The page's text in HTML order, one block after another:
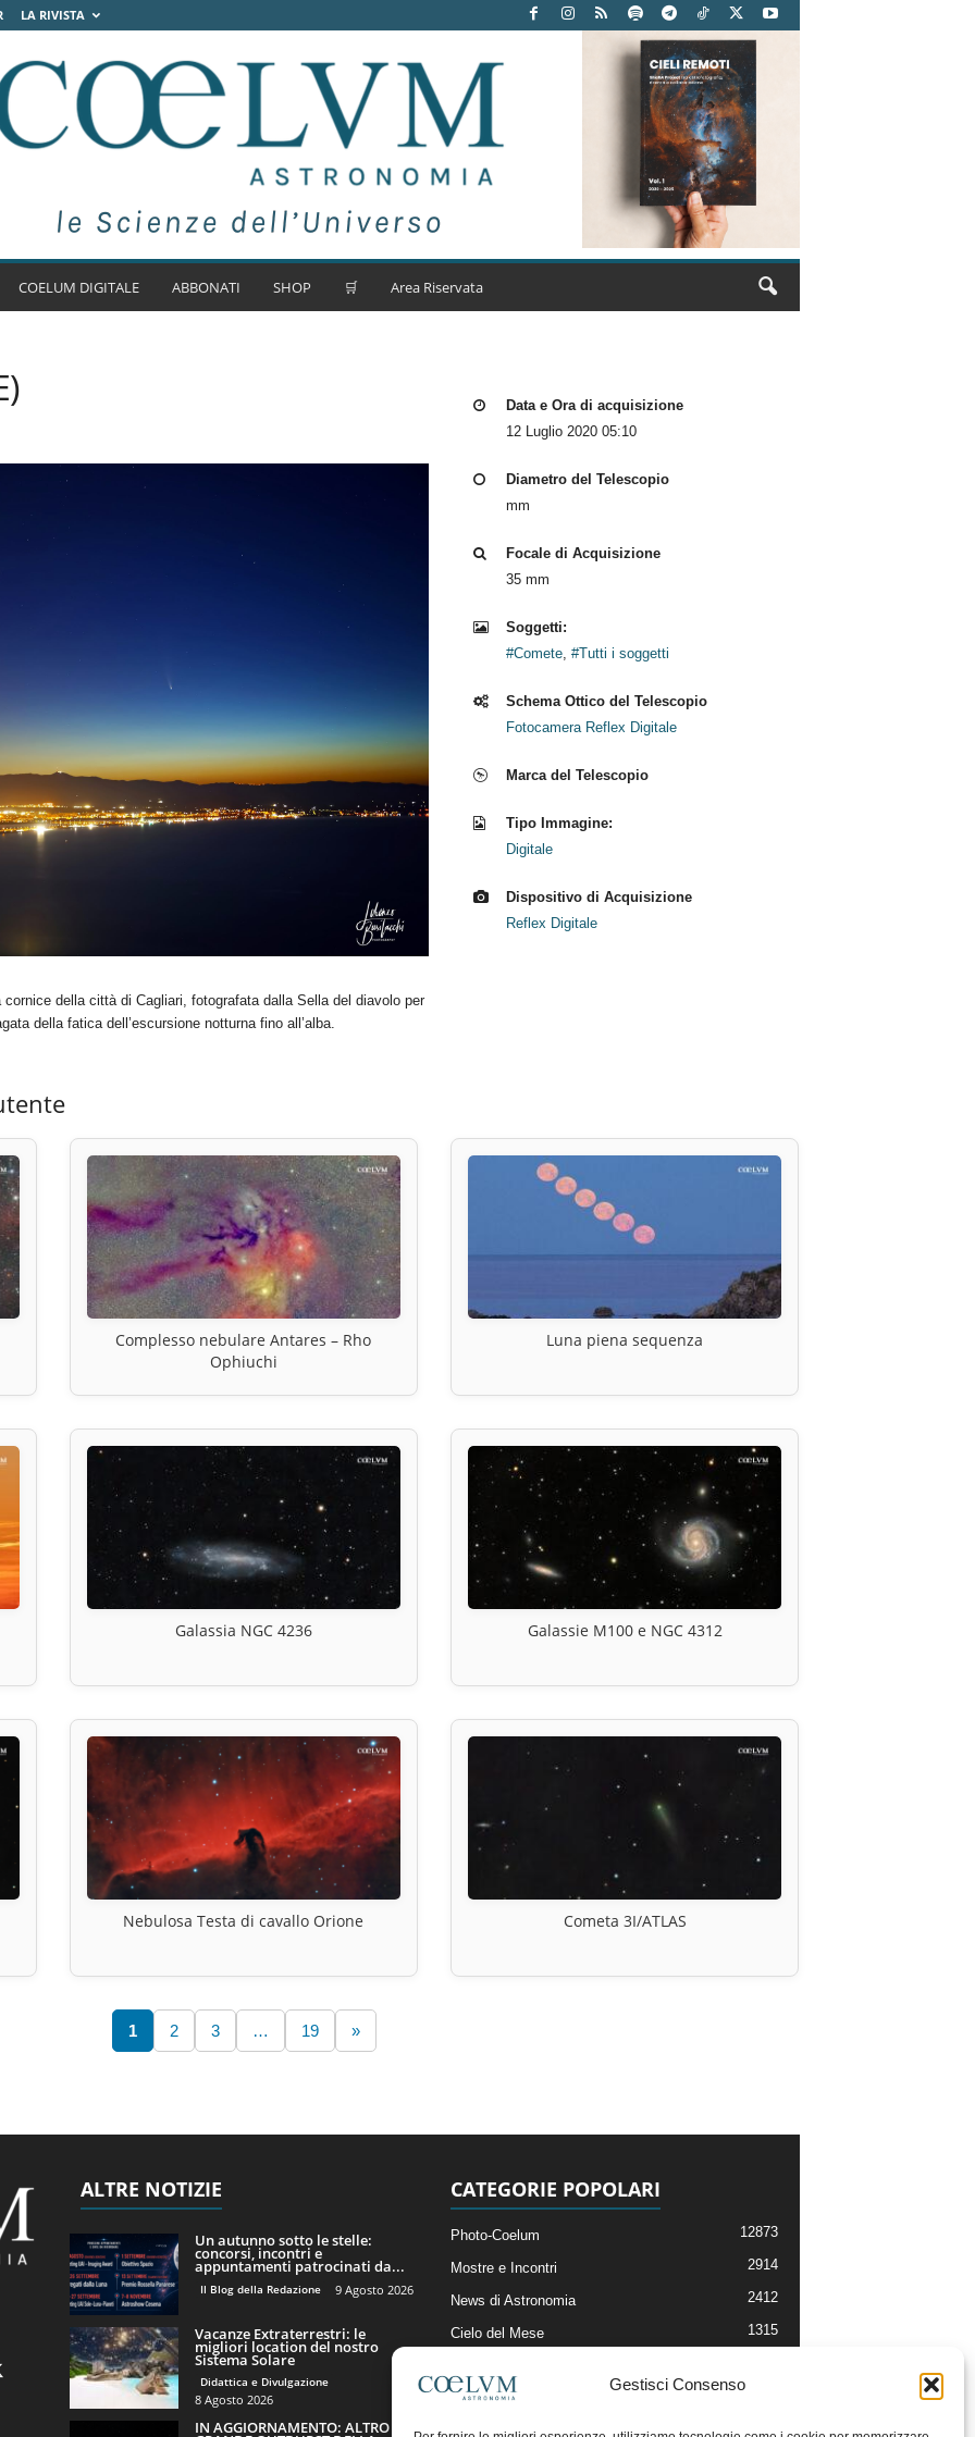
Gestisci Consenso
LA RIVISTA
COELUM DIGITALE ABBONATI SHOP 🛒 Area Riservata
della città di Cagliari, fotografata dalla Sella del diavolo per
della fatica dell’escursione notturna fino all’alba.
Data e Ora di acquisizione
12 Luglio 2020 05:10
Diametro del Telescopio
mm
Focale di Acquisizione
35 mm
Soggetti:
#Comete, #Tutti i soggetti
Schema Ottico del Telescopio
Fotocamera Reflex Digitale
Marca del Telescopio
Tipo Immagine:
Digitale
Dispositivo di Acquisizione
Reflex Digitale
Complesso nebulare Antares – Rho
Ophiuchi
Luna piena sequenza
Galassia NGC 4236 Galassie M100 e NGC 4312
Nebulosa Testa di cavallo Orione Cometa 3I/ATLAS
1 2 3 … 19 »
ALTRE NOTIZIE
Un autunno sotto le stelle:
concorsi, incontri e
appuntamenti patrocinati da...
Il Blog della Redazione 9 Agosto 2026
Vacanze Extraterrestri: le
migliori location del nostro
Sistema Solare
Didattica e Divulgazione
8 Agosto 2026
IN AGGIORNAMENTO: ALTRO
CATEGORIE POPOLARI
Photo-Coelum 12873
Mostre e Incontri 2914
News di Astronomia 2412
Cielo del Mese 1315
Articoli e Risorse On-Line
Il Blog della Redazione